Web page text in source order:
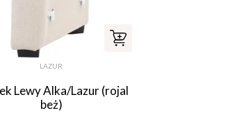
LAZUR
Lewy Alka/Lazur (rojal
beż)